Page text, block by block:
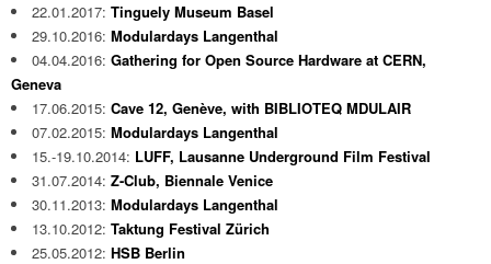
22.01.2017: Tinguely Museum Basel
29.10.2016: Modulardays Langenthal
04.04.2016: Gathering for Open Source Hardware at CERN,
Geneva
17.06.2015: Cave 12, Genève, with BIBLIOTEQ MDULAIR
07.02.2015: Modulardays Langenthal
15.-19.10.2014: LUFF, Lausanne Underground Film Festival
31.07.2014: Z-Club, Biennale Venice
30.11.2013: Modulardays Langenthal
13.10.2012: Taktung Festival Zürich
25.05.2012: HSB Berlin